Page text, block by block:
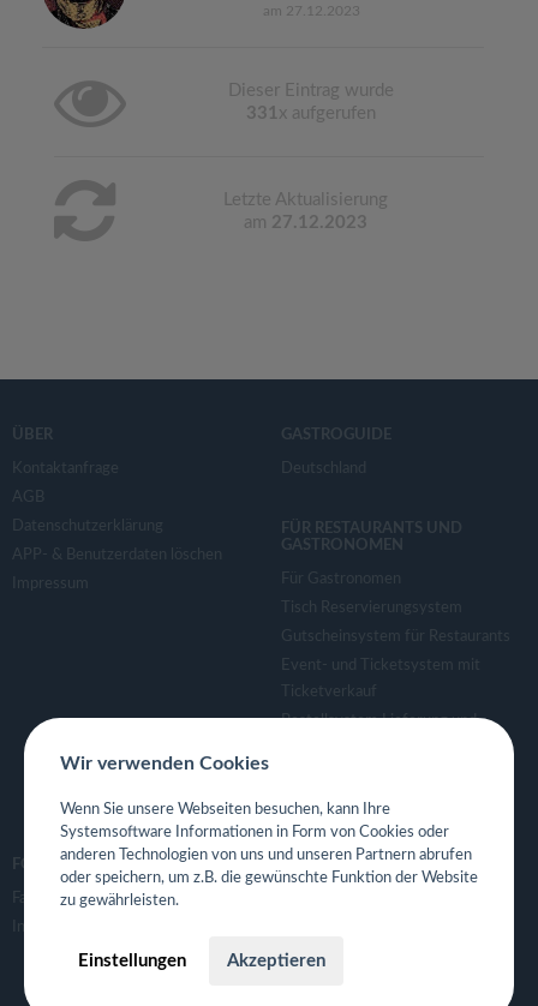
am 27.12.2023
Dieser Eintrag wurde
331 x aufgerufen
Letzte Aktualisierung
am 27.12.2023
ÜBER
Kontaktanfrage
AGB
Datenschutzerklärung
APP- & Benutzerdaten löschen
Impressum
GASTROGUIDE
Deutschland
FÜR RESTAURANTS UND
GASTRONOMEN
Für Gastronomen
Tisch Reservierungsystem
Gutscheinsystem für Restaurants
Event- und Ticketsystem mit
Ticketverkauf
Bestellsystem Lieferung und
Eigene App für Restaurant
FOLGE UNS
Facebook
Instagram
Wir verwenden Cookies
Wenn Sie unsere Webseiten besuchen, kann Ihre
Systemsoftware Informationen in Form von Cookies oder
anderen Technologien von uns und unseren Partnern abrufen
oder speichern, um z.B. die gewünschte Funktion der Website
zu gewährleisten.
Einstellungen Akzeptieren